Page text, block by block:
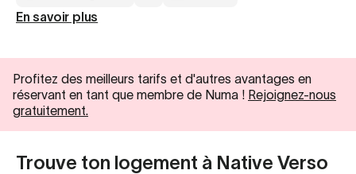
En savoir plus
Profitez des meilleurs tarifs et d'autres avantages en
réservant en tant que membre de Numa ! Rejoignez-nous
gratuitement.
Trouve ton logement à Native Verso